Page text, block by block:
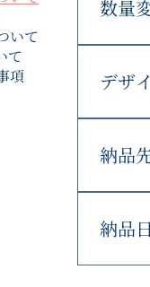
いて
て
項
数量
できな
デザ
や納期
納品
追加送
納品